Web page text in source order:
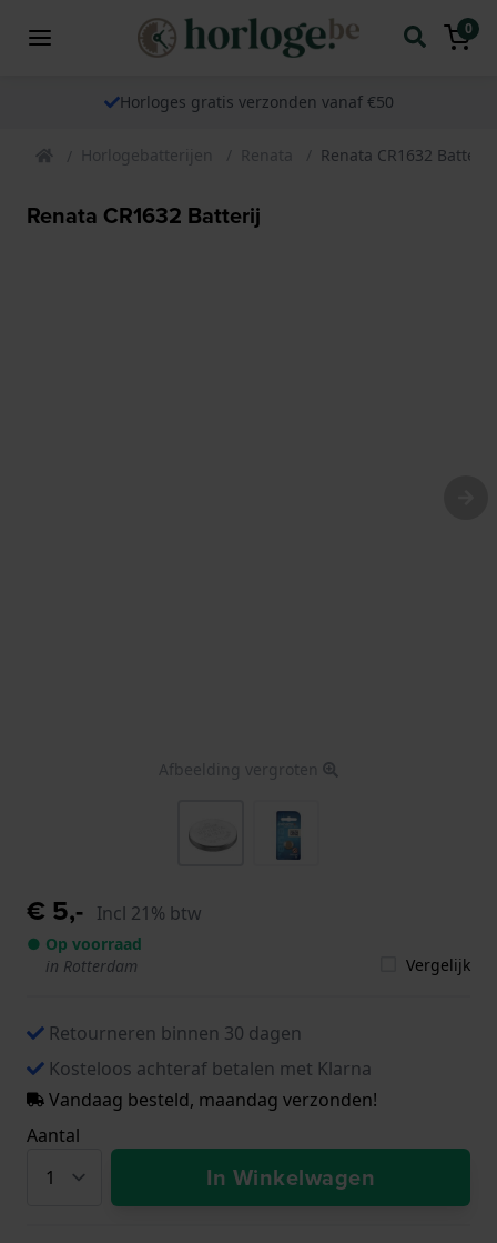
0
Horloges gratis verzonden vanaf €50
Horlogebatterijen Renata Renata CR1632 Batterij
Renata CR1632 Batterij
Afbeelding vergroten
€ 5,- Incl 21% btw
● Op voorraad
in Rotterdam
Vergelijk
Retourneren binnen 30 dagen
Kosteloos achteraf betalen met Klarna
Vandaag besteld, maandag verzonden!
Aantal
In Winkelwagen